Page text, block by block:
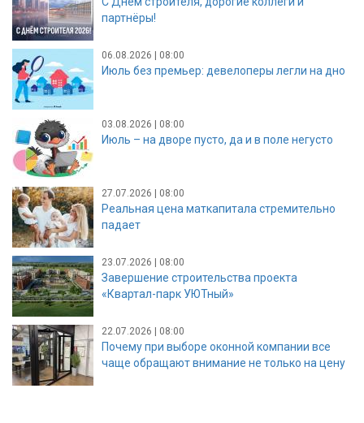
партнёры!
06.08.2026 | 08:00
Июль без премьер: девелоперы легли на дно
03.08.2026 | 08:00
Июль – на дворе пусто, да и в поле негусто
27.07.2026 | 08:00
Реальная цена маткапитала стремительно
падает
23.07.2026 | 08:00
Завершение строительства проекта
«Квартал-парк УЮТный»
22.07.2026 | 08:00
Почему при выборе оконной компании все
чаще обращают внимание не только на цену